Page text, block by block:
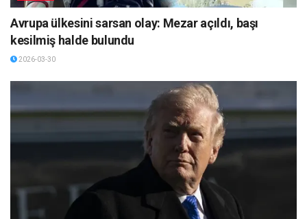
Avrupa ülkesini sarsan olay: Mezar açıldı, başı
kesilmiş halde bulundu
2026-03-30